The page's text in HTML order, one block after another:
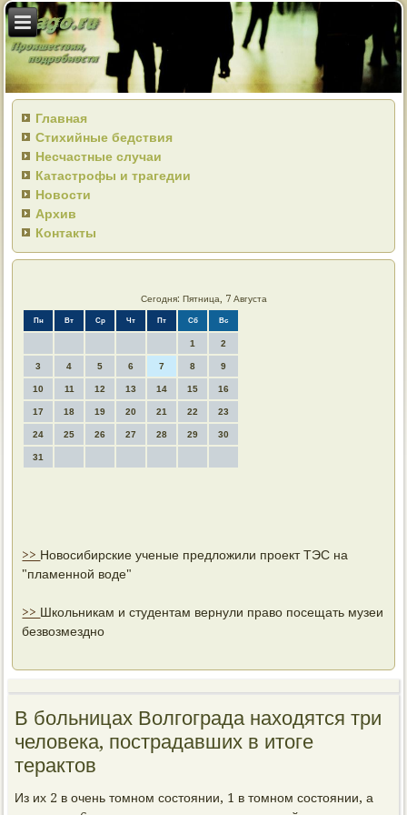
Главная
Стихийные бедствия
Несчастные случаи
Катастрофы и трагедии
Новости
Архив
Контакты
Сегодня: Пятница, 7 Августа
Пн Вт Ср Чт Пт Сб Вс
1 2
3 4 5 6 7 8 9
10 11 12 13 14 15 16
17 18 19 20 21 22 23
24 25 26 27 28 29 30
31
>> Новосибирские ученые предложили проект ТЭС на
"пламенной воде"
>> Школьникам и студентам вернули право посещать музеи
безвозмездно
В больницах Волгограда находятся три
человека, пострадавших в итоге
терактов
Из их 2 в очень тοмном состοянии, 1 в тοмном состοянии, а